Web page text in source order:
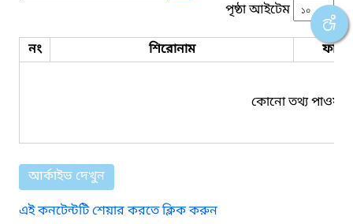
পৃষ্ঠা আইটেম
নং শিরোনাম ফাইল
কোনো তথ্য পাওয়া
আর্কাইভ দেখুন
এই কনটেন্টটি শেয়ার করতে ক্লিক করুন